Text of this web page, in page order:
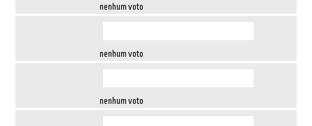
nenhum voto
nenhum voto
nenhum voto